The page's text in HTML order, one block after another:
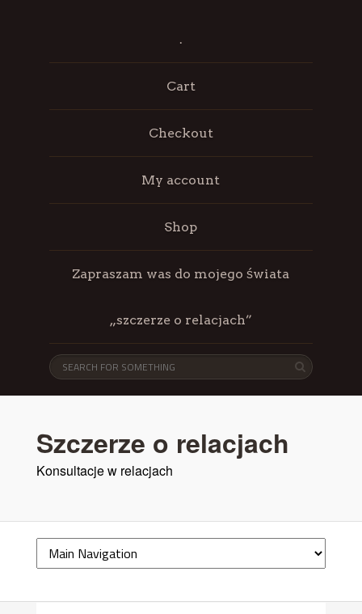
.
Cart
Checkout
My account
Shop
Zapraszam was do mojego świata
„szczerze o relacjach”
Szczerze o relacjach
Konsultacje w relacjach